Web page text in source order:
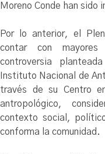
Moreno Conde han
Por lo anterior, el
contar con
controversia
Instituto Nacional de
través de su Centro
antropológico,
contexto social,
conforma la comunidad.